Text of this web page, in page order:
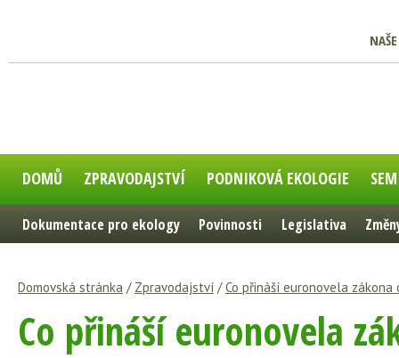
DOMŮ ZPRAVODAJSTVÍ PODNIKOVÁ EKOLOGIE
Dokumentace pro ekology Povinnosti Legislativa
Domovská stránka / Zpravodajství /Co přináší euronovela zákona
Co přináší euronovela